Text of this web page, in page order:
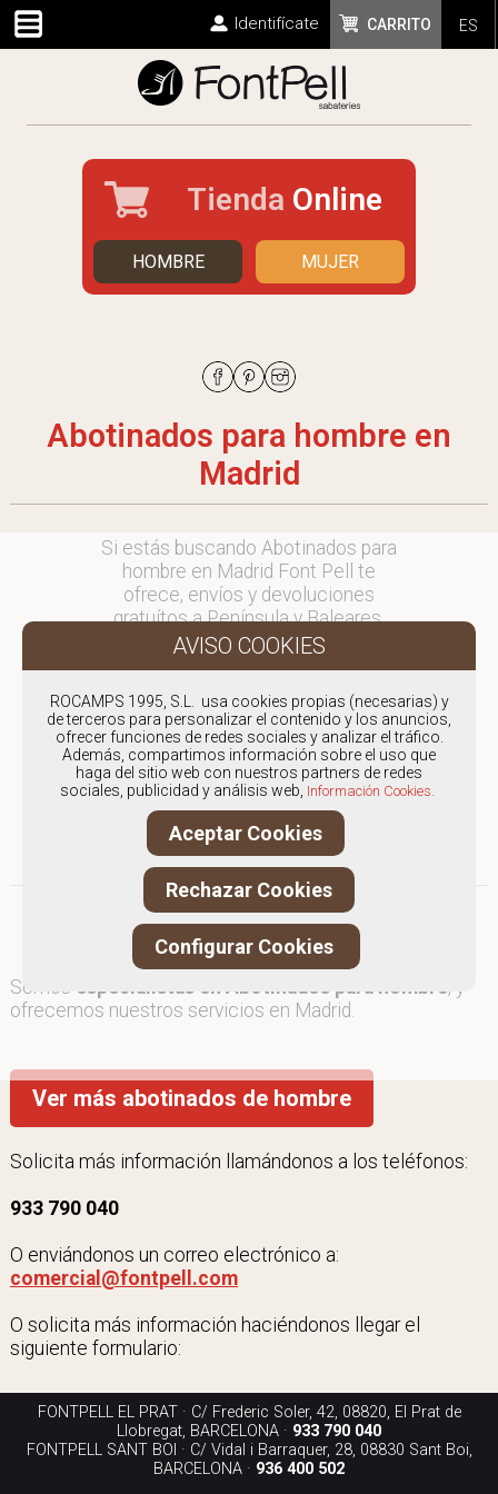
ES
CARRITO
Identifícate
Tienda Online
HOMBRE MUJER
Abotinados para hombre en
Madrid
Si estás buscando Abotinados para
hombre en Madrid Font Pell te
ofrece, envíos y devoluciones
gratuítos a Península y Baleares,
para otros destinos consultar
en comercial@fontpell.com.
Los envíos a Madrid gestionados
entre semana se entregarán en
menos de 48 horas; los pedidos
realizados en fin de semana, el
producto se enviará a partir del
lunes.
Somos especialistas en Abotinados para hombre, y
ofrecemos nuestros servicios en Madrid.
Ver más abotinados de hombre
Solicita más información llamándonos a los teléfonos:
933 790 040
O enviándonos un correo electrónico a:
comercial@fontpell.com
O solicita más información haciéndonos llegar el
siguiente formulario:
FONTPELL EL PRAT · C/ Frederic Soler, 42, 08820, El Prat de
Llobregat, BARCELONA · 933 790 040
FONTPELL SANT BOI · C/ Vidal i Barraquer, 28, 08830 Sant Boi,
BARCELONA · 936 400 502
ROCAMPS 1995, S.L. usa cookies propias (necesarias) y
de terceros para personalizar el contenido y los anuncios,
ofrecer funciones de redes sociales y analizar el tráfico.
Además, compartimos información sobre el uso que
haga del sitio web con nuestros partners de redes
sociales, publicidad y análisis web, Información Cookies.
Aceptar Cookies
Rechazar Cookies
Configurar Cookies